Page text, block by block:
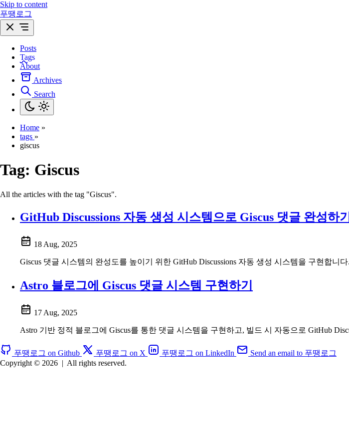
Skip to content
푸땡로그
Posts
Tags
About
Archives
Search
Home »
tags »
giscus
Tag: Giscus
All the articles with the tag "Giscus".
GitHub Discussions 자동 생성 시스템으로 Giscus 댓글 완성하기
18 Aug, 2025
Giscus 댓글 시스템의 완성도를 높이기 위한 GitHub Discussions 자동 생성 시스템을 구현합
Astro 블로그에 Giscus 댓글 시스템 구현하기
17 Aug, 2025
Astro 기반 정적 블로그에 Giscus를 통한 댓글 시스템을 구현하고, 빌드 시 자동으로 GitHub
푸땡로그 on Github 푸땡로그 on X 푸땡로그 on LinkedIn
Send an email to 푸땡로그
Copyright © 2026 | All rights reserved.